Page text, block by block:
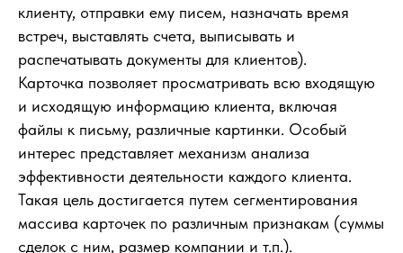
клиенту, отправки ему писем, назначать время
встреч, выставлять счета, выписывать и
распечатывать документы для клиентов).
Карточка позволяет просматривать всю входящую
и исходящую информацию клиента, включая
файлы к письму, различные картинки. Особый
интерес представляет механизм анализа
эффективности деятельности каждого клиента.
Такая цель достигается путем сегментирования
массива карточек по различным признакам (суммы
сделок с ним, размер компании и т.п.).